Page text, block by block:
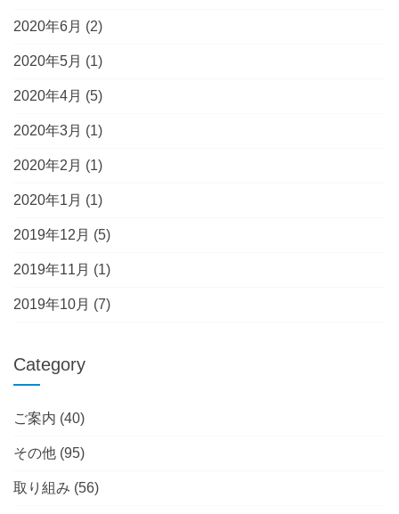
2020年6月 (2)
2020年5月 (1)
2020年4月 (5)
2020年3月 (1)
2020年2月 (1)
2020年1月 (1)
2019年12月 (5)
2019年11月 (1)
2019年10月 (7)
Category
ご案内 (40)
その他 (95)
取り組み (56)